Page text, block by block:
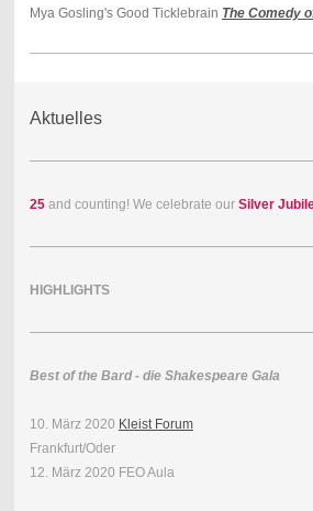
Mya Gosling's Good Ticklebrain The Comedy
Aktuelles
25and counting! We celebrate our Silver
HIGHLIGHTS
Best of the Bard - die Shakespeare Gala
10. März 2020 Kleist Forum
Frankfurt/Oder
12. März 2020 FEO Aula